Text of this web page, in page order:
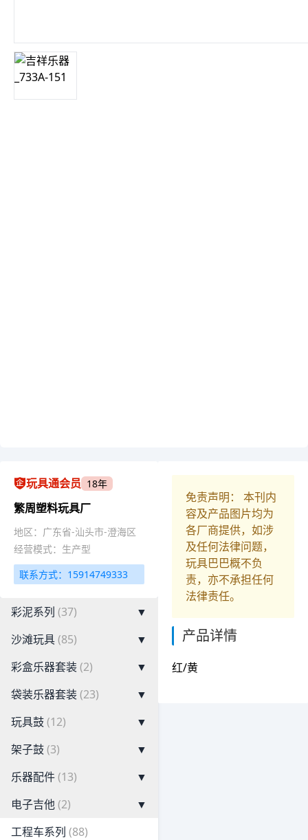
玩具通会员 18年
繁周塑料玩具厂
地区：广东省-汕头市-澄海区
经营模式：生产型
联系方式：15914749333
彩泥系列 (37)
▼
沙滩玩具(85)
▼
彩盒乐器套装(2)
▼
袋装乐器套装(23)
▼
玩具鼓(12)
▼
架子鼓(3)
▼
乐器配件(13)
▼
电子吉他(2)
▼
工程车系列 (88)
免责声明： 本刊内
容及产品图片均为
各厂商提供，如涉
及任何法律问题，
玩具巴巴概不负
责，亦不承担任何
法律责任。
产品详情
红/黄